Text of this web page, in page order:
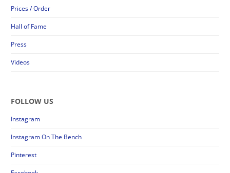
Prices / Order
Hall of Fame
Press
Videos
FOLLOW US
Instagram
Instagram On The Bench
Pinterest